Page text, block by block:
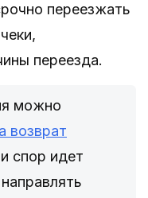
переезжать
переезда.
можно
возврат
спор идет